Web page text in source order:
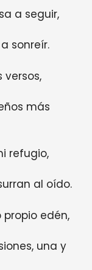
a seguir,
sonreír.
versos,
más
refugio,
al oído.
edén,
una y